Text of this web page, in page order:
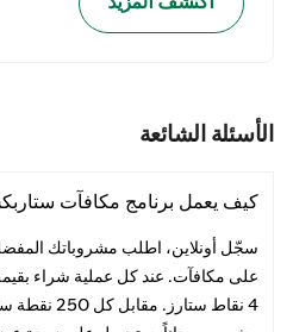
الأسئلة الشائعة
كيف يعمل برنامج مكافآت
سجّل أونلاين، اطلب مشروباتك
4 نقاط